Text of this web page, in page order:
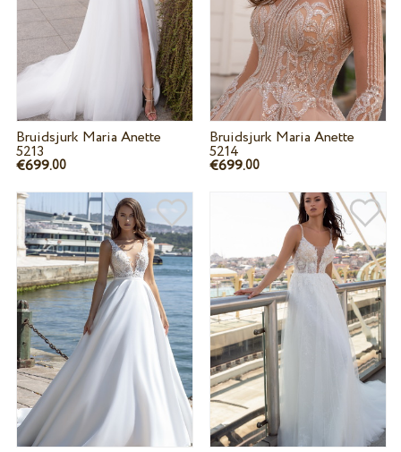
Bruidsjurk Maria Anette
5213
€699.00
Bruidsjurk Maria Anette
5214
€699.00